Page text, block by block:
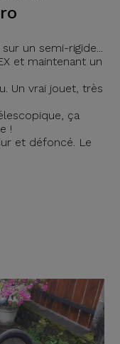
un semi-rigide...
et maintenant un
Un vrai jouet, très
ça
!
et défoncé. Le